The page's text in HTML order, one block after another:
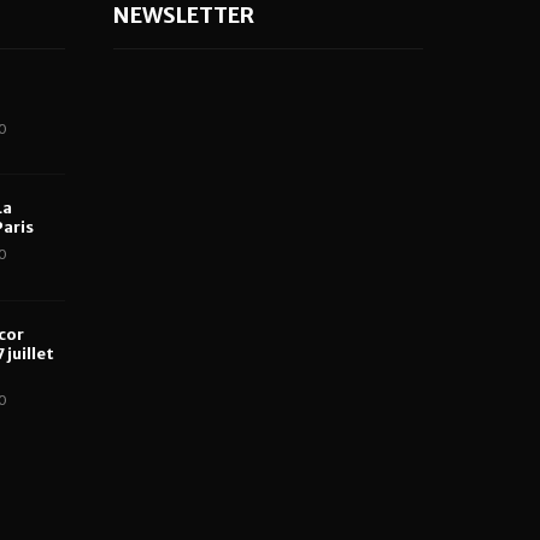
juillet
NEWSLETTER